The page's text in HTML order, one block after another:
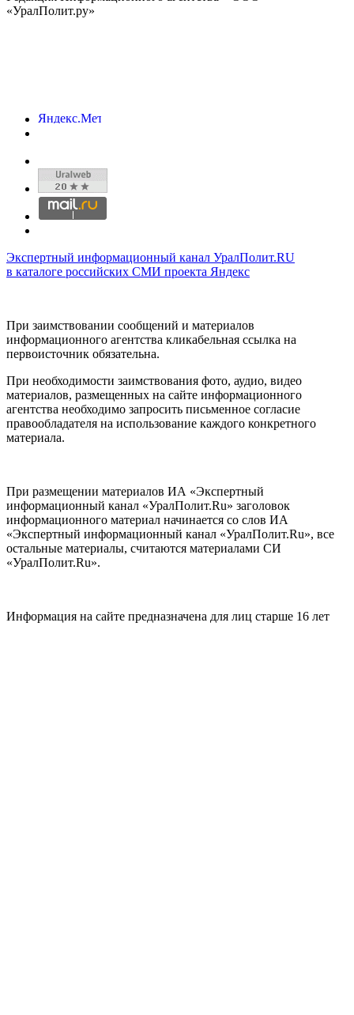
«УралПолит.ру»
Экспертный информационный канал УралПолит.RU
в каталоге российских СМИ проекта Яндекс
При заимствовании сообщений и материалов
информационного агентства кликабельная ссылка на
первоисточник обязательна.
При необходимости заимствования фото, аудио, видео
материалов, размещенных на сайте информационного
агентства необходимо запросить письменное согласие
правообладателя на использование каждого конкретного
материала.
При размещении материалов ИА «Экспертный
информационный канал «УралПолит.Ru» заголовок
информационного материал начинается со слов ИА
«Экспертный информационный канал «УралПолит.Ru», все
остальные материалы, считаются материалами СИ
«УралПолит.Ru».
Информация на сайте предназначена для лиц старше 16 лет